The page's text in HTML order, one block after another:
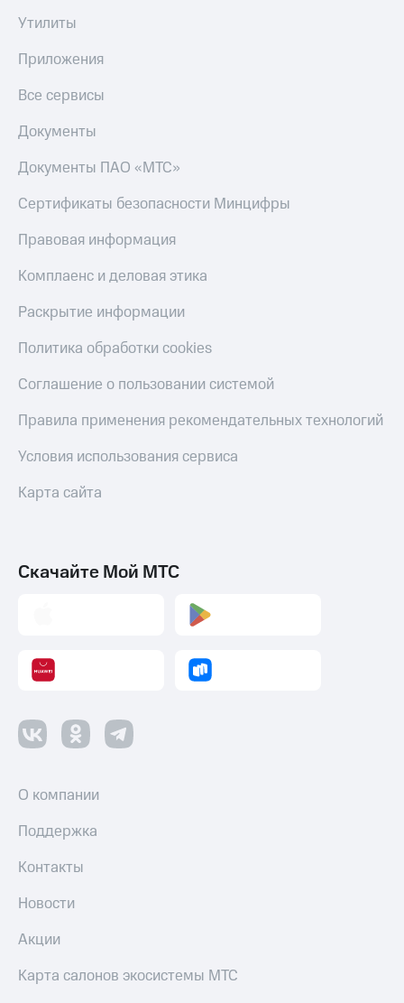
Утилиты
Приложения
Все сервисы
Документы
Документы ПАО «МТС»
Сертификаты безопасности Минцифры
Правовая информация
Комплаенс и деловая этика
Раскрытие информации
Политика обработки cookies
Соглашение о пользовании системой
Правила применения рекомендательных технологий
Условия использования сервиса
Карта сайта
Скачайте Мой МТС
О компании
Поддержка
Контакты
Новости
Акции
Карта салонов экосистемы МТС